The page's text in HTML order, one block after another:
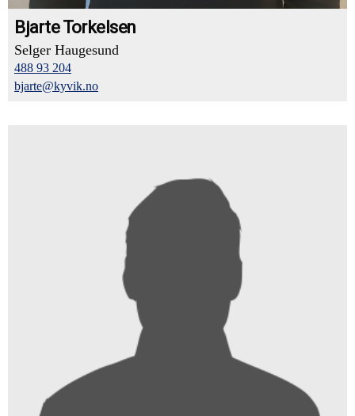
Bjarte Torkelsen
Selger Haugesund
488 93 204
bjarte@kyvik.no